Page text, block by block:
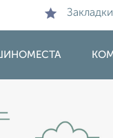
Закладки